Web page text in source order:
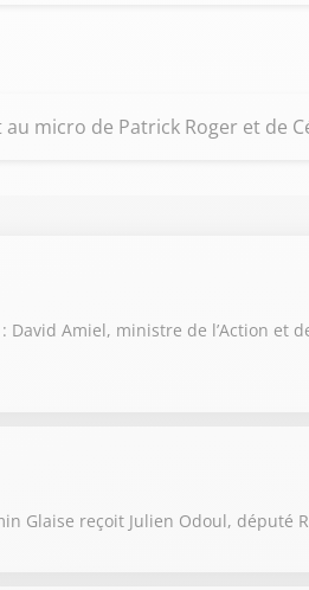
micro de Patrick Roger et de
Amiel, ministre de l’Action et
Glaise reçoit Julien Odoul, député